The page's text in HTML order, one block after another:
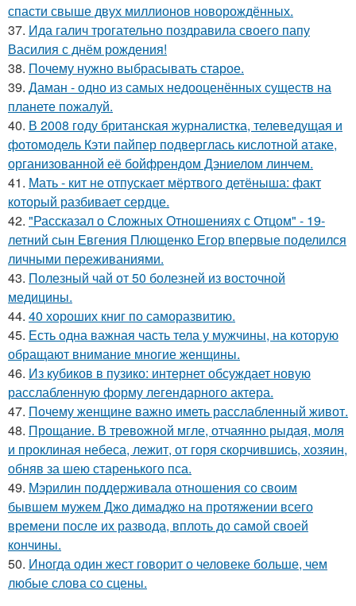
спасти свыше двух миллионов новорождённых.
37. Ида галич трогательно поздравила своего папу
Василия с днём рождения!
38. Почему нужно выбрасывать старое.
39. Даман - одно из самых недооценённых существ на
планете пожалуй.
40. В 2008 году британская журналистка, телеведущая и
фотомодель Кэти пайпер подверглась кислотной атаке,
организованной её бойфрендом Дэниелом линчем.
41. Мать - кит не отпускает мёртвого детёныша: факт
который разбивает сердце.
42. "Рассказал о Сложных Отношениях с Отцом" - 19-
летний сын Евгения Плющенко Егор впервые поделился
личными переживаниями.
43. Полезный чай от 50 болезней из восточной
медицины.
44. 40 хороших книг по саморазвитию.
45. Есть одна важная часть тела у мужчины, на которую
обращают внимание многие женщины.
46. Из кубиков в пузико: интернет обсуждает новую
расслабленную форму легендарного актера.
47. Почему женщине важно иметь расслабленный живот.
48. Прощание. В тревожной мгле, отчаянно рыдая, моля
и проклиная небеса, лежит, от горя скорчившись, хозяин,
обняв за шею старенького пса.
49. Мэрилин поддерживала отношения со своим
бывшем мужем Джо димаджо на протяжении всего
времени после их развода, вплоть до самой своей
кончины.
50. Иногда один жест говорит о человеке больше, чем
любые слова со сцены.